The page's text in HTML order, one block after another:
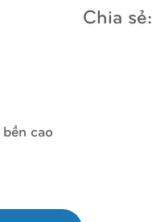
Chia sẻ:
cao